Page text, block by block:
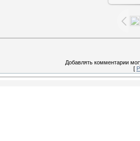
Добавлять комментарии
[